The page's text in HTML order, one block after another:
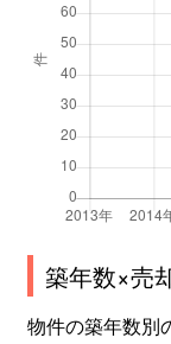
築年数×売
物件の築年数別